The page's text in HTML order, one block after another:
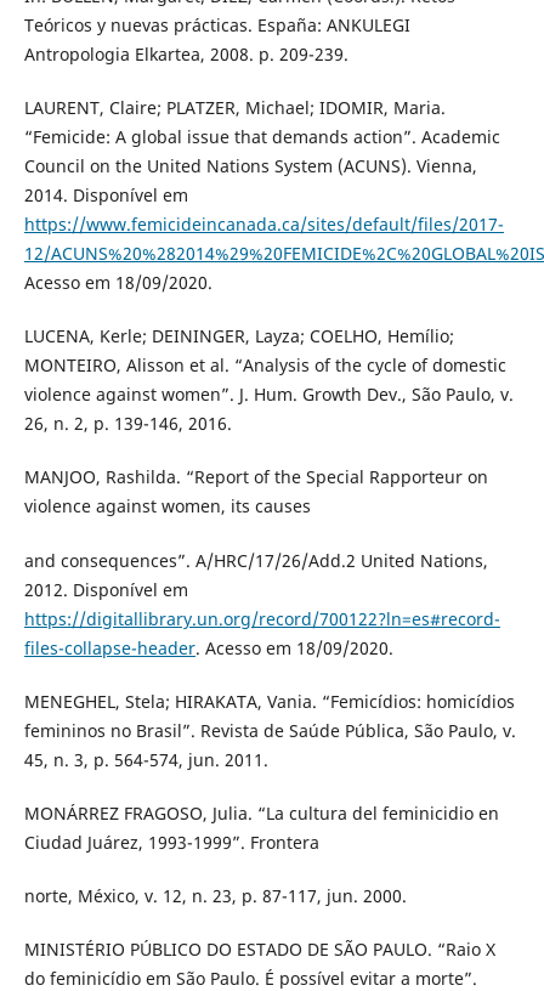
Teóricos y nuevas prácticas. España: ANKULEGI
Antropologia Elkartea, 2008. p. 209-239.
LAURENT, Claire; PLATZER, Michael; IDOMIR, Maria.
“Femicide: A global issue that demands action”. Academic
Council on the United Nations System (ACUNS). Vienna,
2014. Disponível em
https://www.femicideincanada.ca/sites/default/files/2017-
12/
Acesso em 18/09/2020.
LUCENA, Kerle; DEININGER, Layza; COELHO, Hemílio;
MONTEIRO, Alisson et al. “Analysis of the cycle of domestic
violence against women”. J. Hum. Growth Dev., São Paulo, v.
26, n. 2, p. 139-146, 2016.
MANJOO, Rashilda. “Report of the Special Rapporteur on
violence against women, its causes
and consequences”. A/HRC/17/26/Add.2 United Nations,
2012. Disponível em
https://digitallibrary.un.org/record/700122?ln=es#record-
files-collapse-header. Acesso em 18/09/2020.
MENEGHEL, Stela; HIRAKATA, Vania. “Femicídios: homicídios
femininos no Brasil”. Revista de Saúde Pública, São Paulo, v.
45, n. 3, p. 564-574, jun. 2011.
MONÁRREZ FRAGOSO, Julia. “La cultura del feminicidio en
Ciudad Juárez, 1993-1999”. Frontera
norte, México, v. 12, n. 23, p. 87-117, jun. 2000.
MINISTÉRIO PÚBLICO DO ESTADO DE SÃO PAULO. “Raio X
do feminicídio em São Paulo. É possível evitar a morte”.